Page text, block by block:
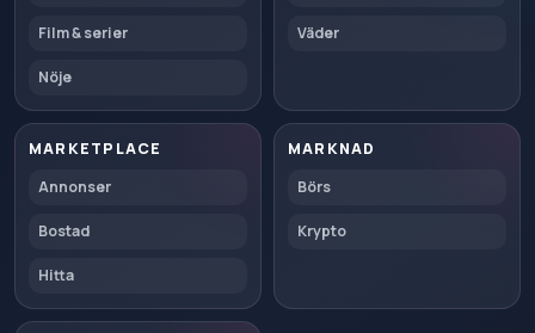
Film & serier
Nöje
Väder
MARKETPLACE
Annonser
Bostad
Hitta
MARKNAD
Börs
Krypto